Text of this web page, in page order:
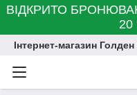
ВІДКРИТО
Інтернет-магазин